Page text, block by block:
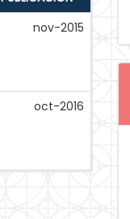
nov-2015
oct-2016